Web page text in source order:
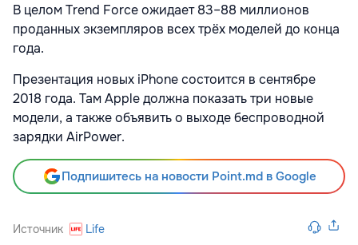
В целом Trend Force ожидает 83–88 миллионов
проданных экземпляров всех трёх моделей до конца
года.
Презентация новых iPhone состоится в сентябре
2018 года. Там Apple должна показать три новые
модели, а также объявить о выходе беспроводной
зарядки AirPower.
Подпишитесь на новости Point.md в Google
Источник Life